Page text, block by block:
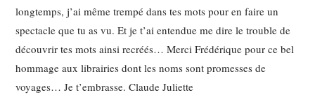
longtemps, j’ai même trempé dans tes mots pour en faire un
spectacle que tu as vu. Et je t’ai entendue me dire le trouble de
découvrir tes mots ainsi recréés… Merci Frédérique pour ce bel
hommage aux librairies dont les noms sont promesses de
voyages… Je t’embrasse. Claude Juliette